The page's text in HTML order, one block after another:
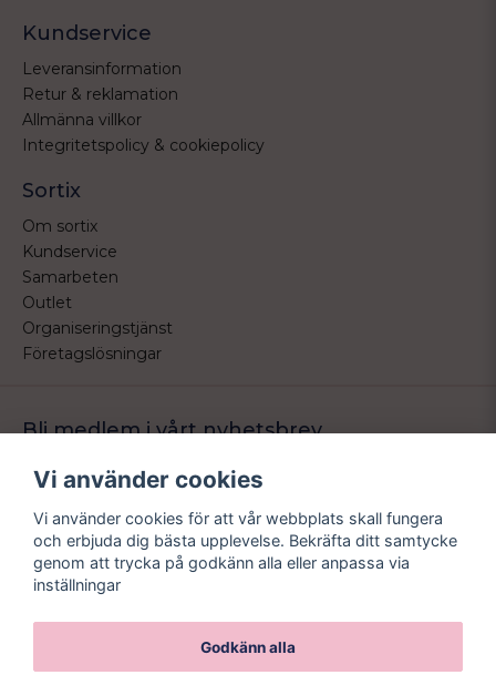
Kundservice
Leveransinformation
Retur & reklamation
Allmänna villkor
Integritetspolicy & cookiepolicy
Sortix
Om sortix
Kundservice
Samarbeten
Outlet
Organiseringstjänst
Företagslösningar
Bli medlem i vårt nyhetsbrev
email
Mejladress Skicka
erbjudande.
Vi använder cookies
Vi använder cookies för att vår webbplats skall fungera
och erbjuda dig bästa upplevelse. Bekräfta ditt samtycke
genom att trycka på godkänn alla eller anpassa via
inställningar
Godkänn alla